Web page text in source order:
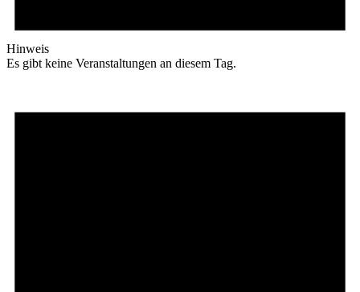
Hinweis
Es gibt keine Veranstaltungen an diesem Tag.